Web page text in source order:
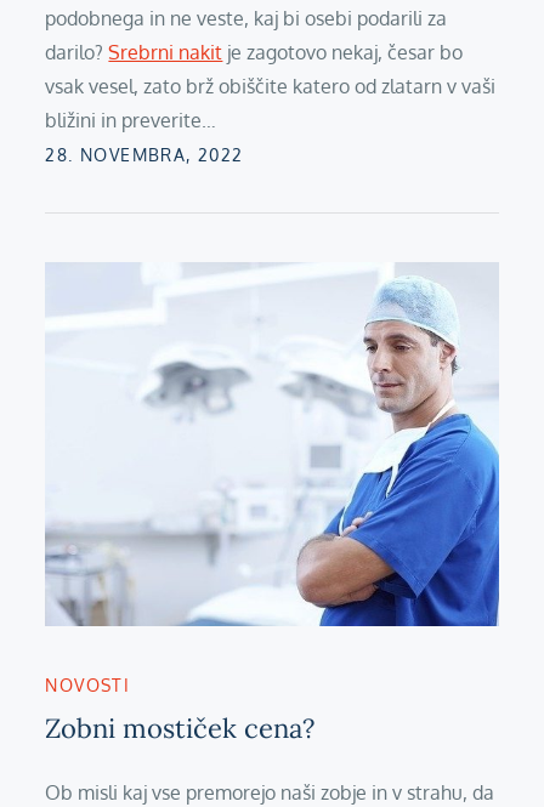
podobnega in ne veste, kaj bi osebi podarili za
darilo?Srebrni nakit je zagotovo nekaj, česar bo
vsak vesel, zato brž obiščite katero od zlatarn v vaši
bližini in preverite…
Posted
28. NOVEMBRA, 2022
NOVOSTI
Zobni mostiček cena?
Ob misli kaj vse premorejo naši zobje in v strahu, da